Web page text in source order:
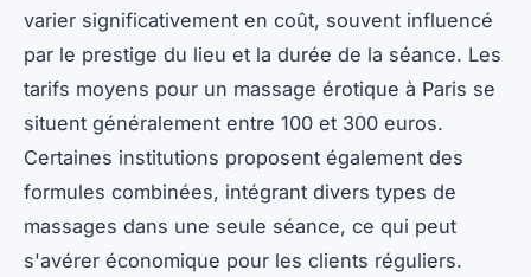
varier significativement en coût, souvent influencé
par le prestige du lieu et la durée de la séance. Les
tarifs moyens pour un massage érotique à Paris se
situent généralement entre 100 et 300 euros.
Certaines institutions proposent également des
formules combinées, intégrant divers types de
massages dans une seule séance, ce qui peut
s'avérer économique pour les clients réguliers.